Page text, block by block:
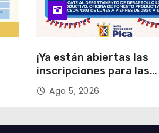
¡Ya están abiertas las
inscripciones para las
Ramadas de Fiestas
2026!
Ago 5, 2026